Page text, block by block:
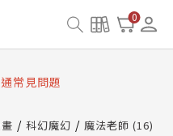
0
重要說明及資產合併結果
資產合併與書櫃開通申請
常見問題
科幻魔幻 魔法老師 (16)